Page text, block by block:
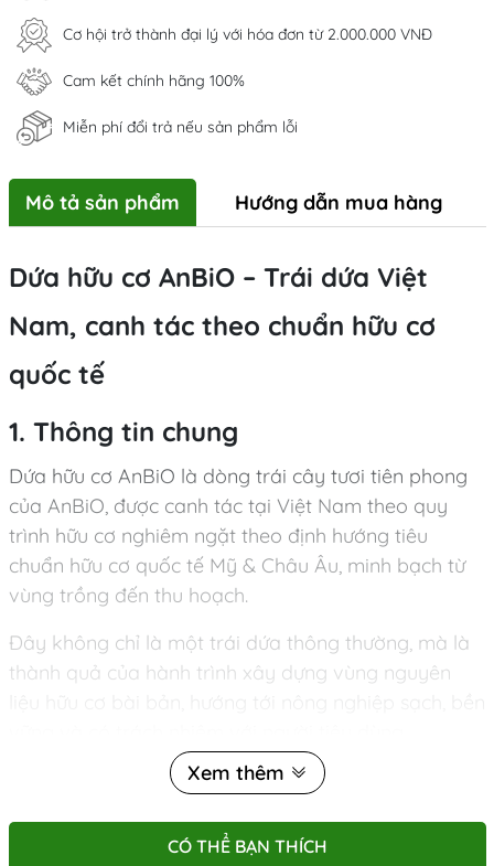
Cơ hội trở thành đại lý với hóa đơn từ 2.000.000 VNĐ
Cam kết chính hãng 100%
Miễn phí đổi trả nếu sản phẩm lỗi
Mô tả sản phẩm Hướng dẫn mua hàng
Dứa hữu cơ AnBiO – Trái dứa Việt
Nam, canh tác theo chuẩn hữu cơ
quốc tế
1. Thông tin chung
Dứa hữu cơ AnBiO là dòng trái cây tươi tiên phong
của AnBiO, được canh tác tại Việt Nam theo quy
trình hữu cơ nghiêm ngặt theo định hướng tiêu
chuẩn hữu cơ quốc tế Mỹ & Châu Âu, minh bạch từ
vùng trồng đến thu hoạch.
Đây không chỉ là một trái dứa thông thường, mà là
thành quả của hành trình xây dựng vùng nguyên
2. Nguồn gốc
Dứa được trồng tạiFarm AnBiO Hòa Bình
Xem thêm
CÓ THỂ BẠN THÍCH